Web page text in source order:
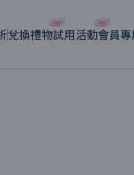
兌換禮物試用活動會員